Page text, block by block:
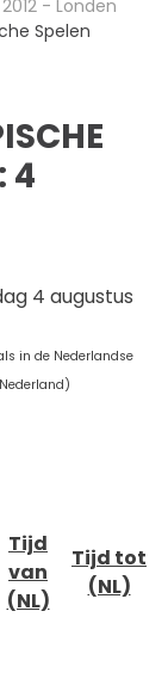
2012 - Londen
Spelen
4
4 augustus
in de Nederlandse
Tijd
van
(NL)
Tijd tot
(NL)